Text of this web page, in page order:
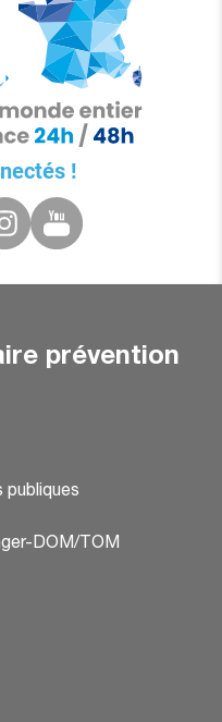
!
prévention
publiques
DOM/TOM